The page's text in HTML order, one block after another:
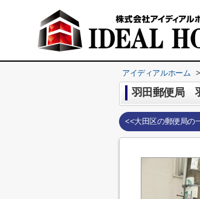
アイディアルホーム >
羽田郵便局
<<大田区の郵便局の